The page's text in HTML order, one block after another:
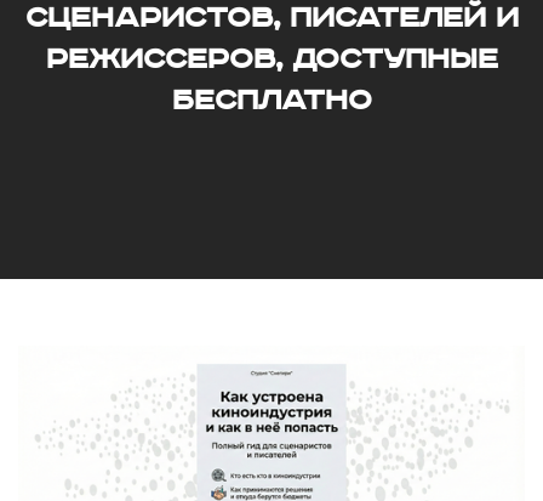
сценаристов, писателей и
режиссеров, доступные
бесплатно